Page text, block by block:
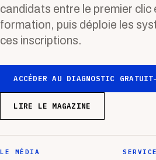
candidats entre le premier clic
formation, puis déploie les
ces inscriptions.
ACCÉDER AU DIAGNOSTIC GRATUIT
LIRE LE MAGAZINE
LE MÉDIA